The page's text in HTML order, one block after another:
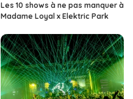
Les 10 shows à ne pas manquer à
Madame Loyal x Elektric Park